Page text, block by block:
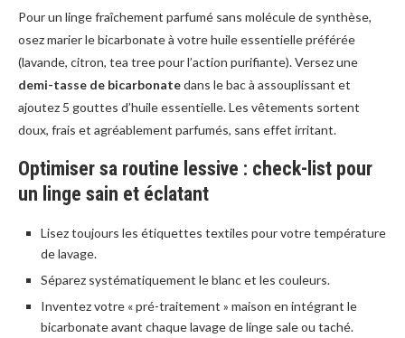
Pour un linge fraîchement parfumé sans molécule de synthèse,
osez marier le bicarbonate à votre huile essentielle préférée
(lavande, citron, tea tree pour l’action purifiante). Versez une
demi-tasse de bicarbonatedans le bac à assouplissant et
ajoutez 5 gouttes d’huile essentielle. Les vêtements sortent
doux, frais et agréablement parfumés, sans effet irritant.
Optimiser sa routine lessive : check-list pour
un linge sain et éclatant
Lisez toujours les étiquettes textiles pour votre température
de lavage.
Séparez systématiquement le blanc et les couleurs.
Inventez votre « pré-traitement » maison en intégrant le
bicarbonate avant chaque lavage de linge sale ou taché.